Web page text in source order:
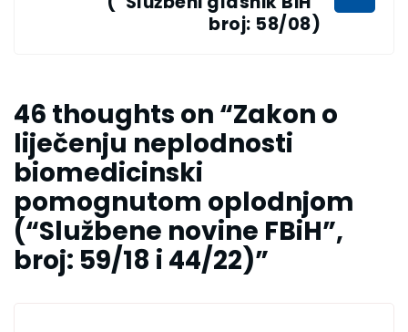
broj: 58/08)
46 thoughts on “Zakon o
liječenju neplodnosti
biomedicinski
pomognutom oplodnjom
(“Službene novine FBiH”,
broj: 59/18 i 44/22)”